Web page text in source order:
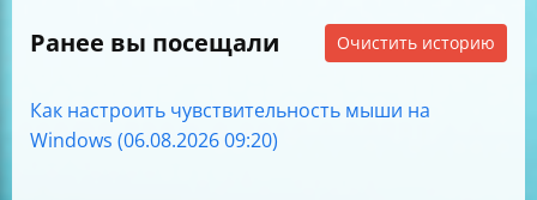
Ранее вы посещали Очистить историю
Как настроить чувствительность мыши на
Windows (06.08.2026 09:20)